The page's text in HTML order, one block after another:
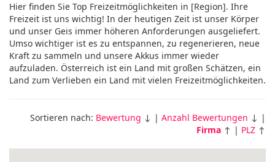
Hier finden Sie Top Freizeitmöglichkeiten in [Region]. Ihre
Freizeit ist uns wichtig! In der heutigen Zeit ist unser Körper
und unser Geis immer höheren Anforderungen ausgeliefert.
Umso wichtiger ist es zu entspannen, zu regenerieren, neue
Kraft zu sammeln und unsere Akkus immer wieder
aufzuladen. Österreich ist ein Land mit großen Schätzen, ein
Land zum Verlieben ein Land mit vielen Freizeitmöglichkeiten.
Sortieren nach: Bewertung ↓ | Anzahl Bewertungen ↓ |
Firma ↑ | PLZ ↑